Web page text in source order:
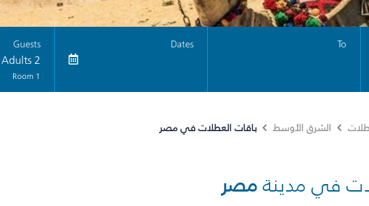
To
Dates
Guests
2 Adults
1 Room
الشرق الأوسط باقات العطلات في مصر
في مدينةمصر